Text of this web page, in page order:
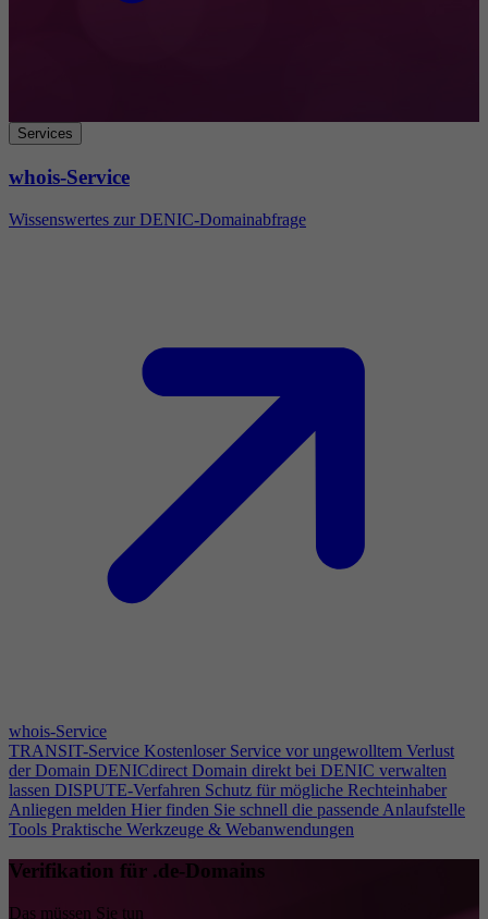
Services
whois-Service
Wissenswertes zur DENIC-Domainabfrage
whois-Service
TRANSIT-Service Kostenloser Service vor ungewolltem Verlust
der Domain DENICdirect Domain direkt bei DENIC verwalten
lassen DISPUTE-Verfahren Schutz für mögliche Rechteinhaber
Anliegen melden Hier finden Sie schnell die passende Anlaufstelle
Tools Praktische Werkzeuge & Webanwendungen
Verifikation für .de-Domains
Das müssen Sie tun